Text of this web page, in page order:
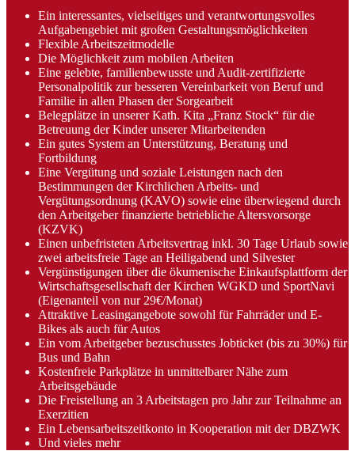
Ein interessantes, vielseitiges und verantwortungsvolles
Aufgabengebiet mit großen Gestaltungsmöglichkeiten
Flexible Arbeitszeitmodelle
Die Möglichkeit zum mobilen Arbeiten
Eine gelebte, familienbewusste und Audit-zertifizierte
Personalpolitik zur besseren Vereinbarkeit von Beruf und
Familie in allen Phasen der Sorgearbeit
Belegplätze in unserer Kath. Kita „Franz Stock“ für die
Betreuung der Kinder unserer Mitarbeitenden
Ein gutes System an Unterstützung, Beratung und
Fortbildung
Eine Vergütung und soziale Leistungen nach den
Bestimmungen der Kirchlichen Arbeits- und
Vergütungsordnung (KAVO) sowie eine überwiegend durch
den Arbeitgeber finanzierte betriebliche Altersvorsorge
(KZVK)
Einen unbefristeten Arbeitsvertrag inkl. 30 Tage Urlaub sowie
zwei arbeitsfreie Tage an Heiligabend und Silvester
Vergünstigungen über die ökumenische Einkaufsplattform der
Wirtschaftsgesellschaft der Kirchen WGKD und SportNavi
(Eigenanteil von nur 29€/Monat)
Attraktive Leasingangebote sowohl für Fahrräder und E-
Bikes als auch für Autos
Ein vom Arbeitgeber bezuschusstes Jobticket (bis zu 30%) für
Bus und Bahn
Kostenfreie Parkplätze in unmittelbarer Nähe zum
Arbeitsgebäude
Die Freistellung an 3 Arbeitstagen pro Jahr zur Teilnahme an
Exerzitien
Ein Lebensarbeitszeitkonto in Kooperation mit der DBZWK
Und vieles mehr